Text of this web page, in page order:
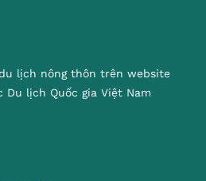
lịch nông thôn trên website
lịch Quốc gia Việt Nam